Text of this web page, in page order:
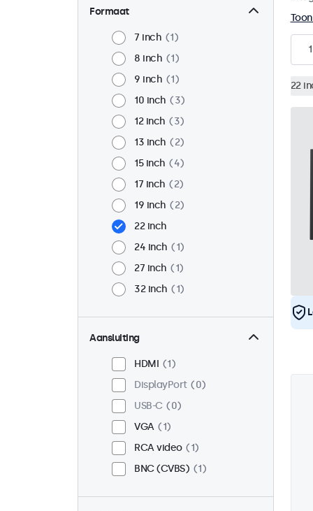
Formaat
7 inch
1
8 inch
1
9 inch
1
10 inch
3
12 inch
3
13 inch
2
15 inch
4
17 inch
2
19 inch
2
22 inch
24 inch
1
27 inch
1
32 inch
1
Aansluiting
HDMI
1
DisplayPort
0
USB-C
0
VGA
1
RCA video
1
BNC (CVBS)
1
1
22